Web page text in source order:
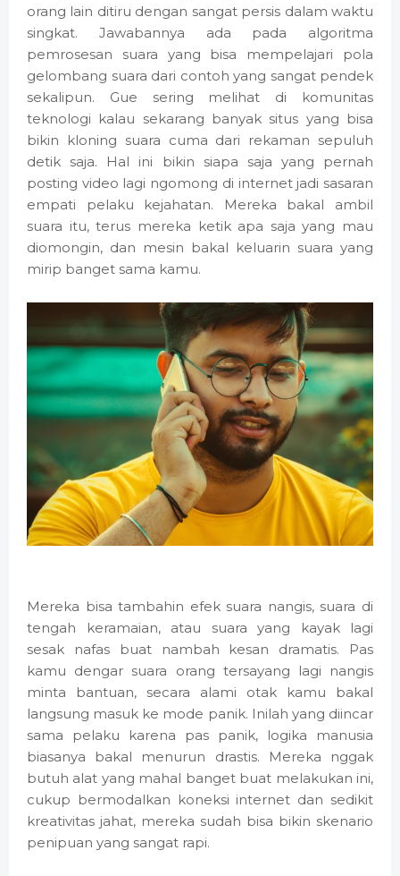
orang lain ditiru dengan sangat persis dalam waktu
singkat. Jawabannya ada pada algoritma
pemrosesan suara yang bisa mempelajari pola
gelombang suara dari contoh yang sangat pendek
sekalipun. Gue sering melihat di komunitas
teknologi kalau sekarang banyak situs yang bisa
bikin kloning suara cuma dari rekaman sepuluh
detik saja. Hal ini bikin siapa saja yang pernah
posting video lagi ngomong di internet jadi sasaran
empati pelaku kejahatan. Mereka bakal ambil
suara itu, terus mereka ketik apa saja yang mau
diomongin, dan mesin bakal keluarin suara yang
mirip banget sama kamu.
Mereka bisa tambahin efek suara nangis, suara di
tengah keramaian, atau suara yang kayak lagi
sesak nafas buat nambah kesan dramatis. Pas
kamu dengar suara orang tersayang lagi nangis
minta bantuan, secara alami otak kamu bakal
langsung masuk ke mode panik. Inilah yang diincar
sama pelaku karena pas panik, logika manusia
biasanya bakal menurun drastis. Mereka nggak
butuh alat yang mahal banget buat melakukan ini,
cukup bermodalkan koneksi internet dan sedikit
kreativitas jahat, mereka sudah bisa bikin skenario
penipuan yang sangat rapi.